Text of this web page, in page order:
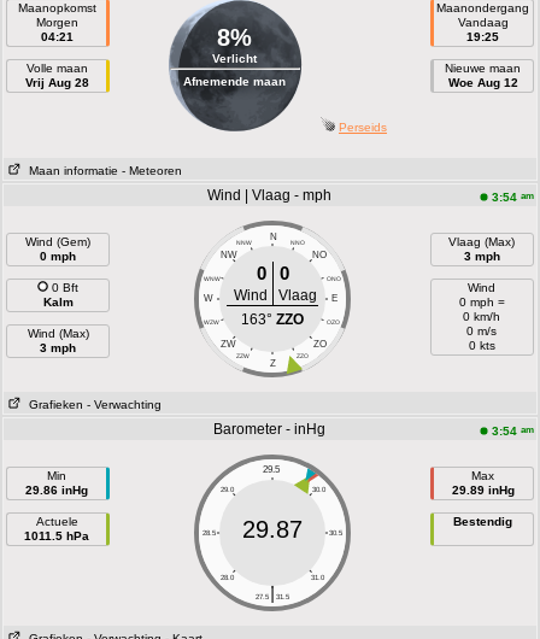
Maanopkomst
Morgen
04:21
Volle maan
Vrij Aug 28
8%
Verlicht
Afnemende maan
Maanondergang
Vandaag
19:25
Nieuwe maan
Woe Aug 12
Perseids
Maan informatie - Meteoren
Wind | Vlaag - mph 3:54 am
Wind (Gem)
0 mph
0 Bft
Kalm
Wind (Max)
3 mph
N
NNW NNO
NW NO
WNW ONO
W E
WZW OZO
ZW ZO
ZZW ZZO
Z
0 0
Wind
Vlaag
163° ZZO
Vlaag (Max)
3 mph
Wind
0 mph =
0 km/h
0 m/s
0 kts
Grafieken - Verwachting
Barometer - inHg 3:54 am
Min
29.86 inHg
Actuele
1011.5 hPa
29.5
29.0 30.0
28.5 30.5
28.0 31.0
|
27.5 31.5
29.87
Max
29.89 inHg
Bestendig